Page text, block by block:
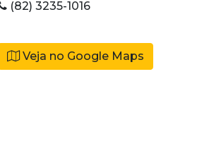
(82) 3235-1016
Veja no Google Maps